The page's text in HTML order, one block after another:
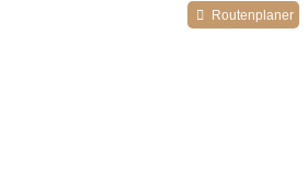
Routenplaner